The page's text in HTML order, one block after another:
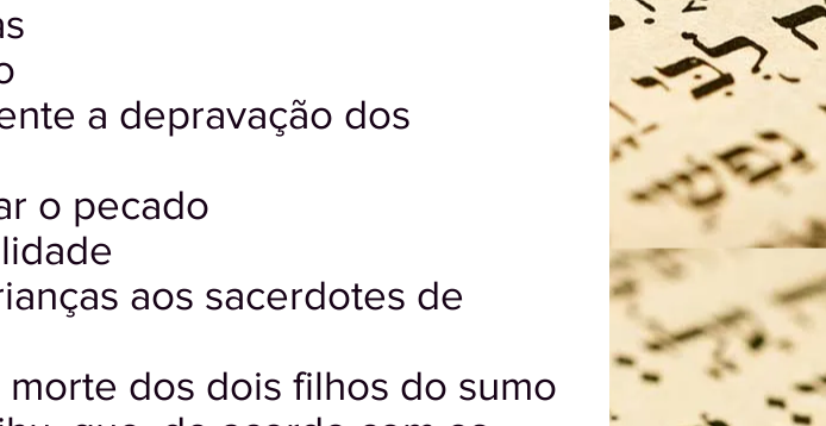
a depravação dos
o pecado
aos sacerdotes de
dos dois filhos do sumo